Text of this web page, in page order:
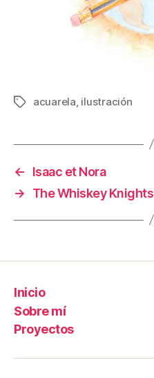
Etiquetas
acuarela, ilustración
←
Isaac et Nora
→
The Whiskey Knights
Inicio
Sobre mí
Proyectos